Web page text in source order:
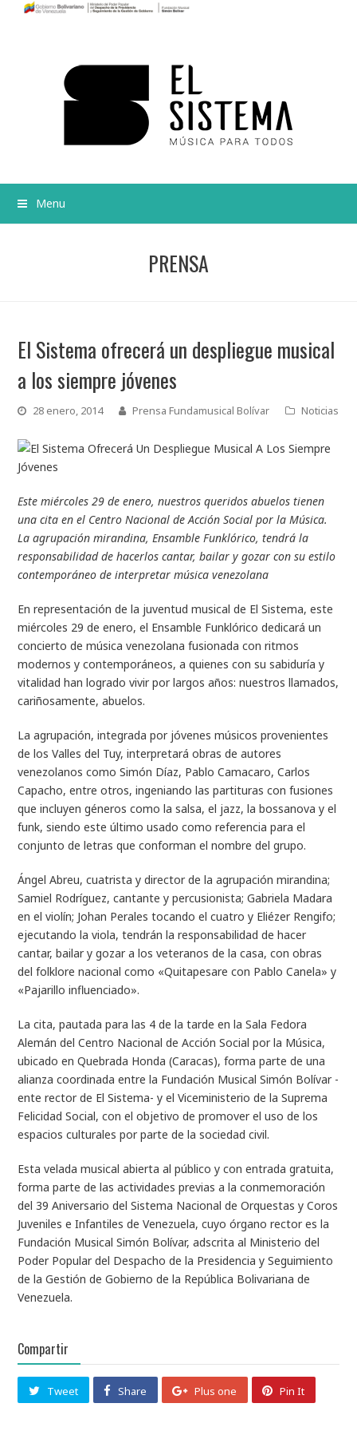
Menu
PRENSA
El Sistema ofrecerá un despliegue musical
a los siempre jóvenes
28 enero, 2014 Prensa Fundamusical Bolívar Noticias
Este miércoles 29 de enero, nuestros queridos abuelos tienen
una cita en el Centro Nacional de Acción Social por la Música.
La agrupación mirandina, Ensamble Funklórico, tendrá la
responsabilidad de hacerlos cantar, bailar y gozar con su estilo
contemporáneo de interpretar música venezolana
En representación de la juventud musical de El Sistema, este
miércoles 29 de enero, el Ensamble Funklórico dedicará un
concierto de música venezolana fusionada con ritmos
modernos y contemporáneos, a quienes con su sabiduría y
vitalidad han logrado vivir por largos años: nuestros llamados,
cariñosamente, abuelos.
La agrupación, integrada por jóvenes músicos provenientes
de los Valles del Tuy, interpretará obras de autores
venezolanos como Simón Díaz, Pablo Camacaro, Carlos
Capacho, entre otros, ingeniando las partituras con fusiones
que incluyen géneros como la salsa, el jazz, la bossanova y el
funk, siendo este último usado como referencia para el
conjunto de letras que conforman el nombre del grupo.
Ángel Abreu, cuatrista y director de la agrupación mirandina;
Samiel Rodríguez, cantante y percusionista; Gabriela Madara
en el violín; Johan Perales tocando el cuatro y Eliézer Rengifo;
ejecutando la viola, tendrán la responsabilidad de hacer
cantar, bailar y gozar a los veteranos de la casa, con obras
del folklore nacional como «Quitapesare con Pablo Canela» y
«Pajarillo influenciado».
La cita, pautada para las 4 de la tarde en la Sala Fedora
Alemán del Centro Nacional de Acción Social por la Música,
ubicado en Quebrada Honda (Caracas), forma parte de una
alianza coordinada entre la Fundación Musical Simón Bolívar -
ente rector de El Sistema- y el Viceministerio de la Suprema
Felicidad Social, con el objetivo de promover el uso de los
espacios culturales por parte de la sociedad civil.
Esta velada musical abierta al público y con entrada gratuita,
forma parte de las actividades previas a la conmemoración
del 39 Aniversario del Sistema Nacional de Orquestas y Coros
Juveniles e Infantiles de Venezuela, cuyo órgano rector es la
Fundación Musical Simón Bolívar, adscrita al Ministerio del
Poder Popular del Despacho de la Presidencia y Seguimiento
de la Gestión de Gobierno de la República Bolivariana de
Venezuela.
Compartir
Tweet Share Plus one Pin It